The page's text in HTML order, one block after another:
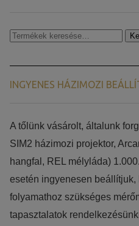
Keresés
INGYENES HÁZIMOZI
​​A tőlünk vásárolt, általunk
SIM2 házimozi projektor,
hangfal, REL mélyláda)
esetén ingyenesen
folyamathoz szükséges
tapasztalatok